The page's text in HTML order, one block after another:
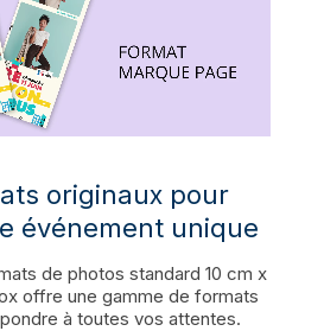
originaux pour
événement unique
de photos standard 10 cm x
offre une gamme de formats
à toutes vos attentes.